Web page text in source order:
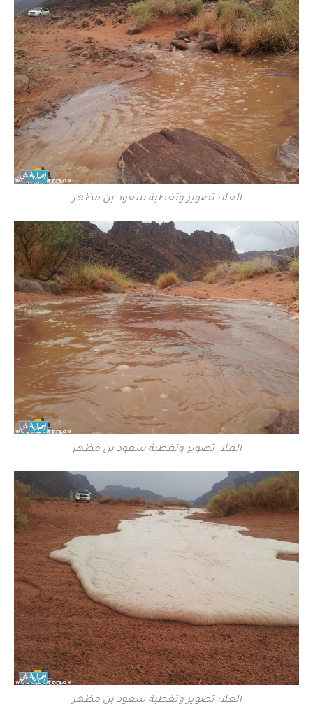
العلا: تصوير وتغطية سعود بن مظهر
العلا: تصوير وتغطية سعود بن مظهر
العلا: تصوير وتغطية سعود بن مظهر